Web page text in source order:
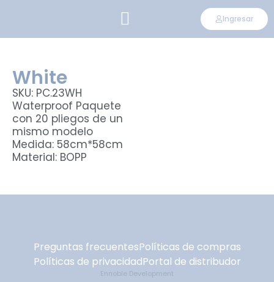
Ingresar
White
SKU: PC.23WH
Waterproof Paquete
con 20 pliegos de un
mismo modelo
Medida: 58cm*58cm
Material: BOPP
Preguntas frecuentesPolíticas de compras
Políticas de privacidadPortal de distribudor
Ennoble Development